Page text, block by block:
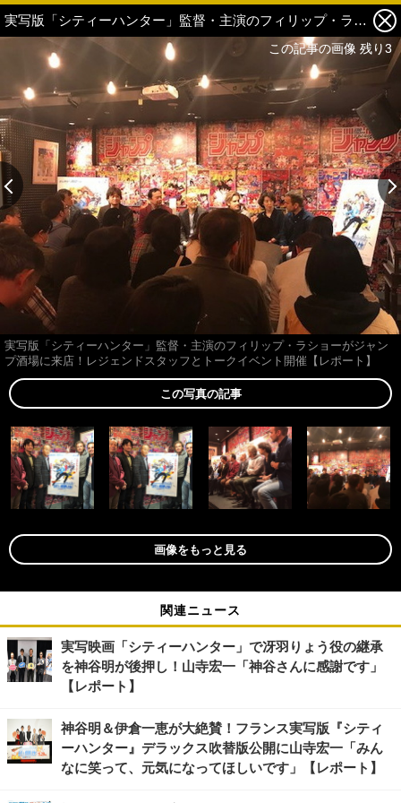
実写版「シティーハンター」監督・主演のフィリップ・ラショーがジャンプ酒場に来店！レジェンドスタッフとトークイベント開催【レポート】 4枚目の写真・画像
実写版「シティーハンター」監督・主演のフィリップ・ラショーがジャン
プ酒場に来店！レジェンドスタッフとトークイベント開催【レポート】
この記事の画像 残り3
この写真の記事
画像をもっと見る
関連ニュース
実写映画「シティーハンター」で冴羽りょう役の継承
を神谷明が後押し！山寺宏一「神谷さんに感謝です」
【レポート】
神谷明＆伊倉一恵が大絶賛！フランス実写版『シティ
ーハンター』デラックス吹替版公開に山寺宏一「みん
なに笑って、元気になってほしいです」【レポート】
この記事の画像 残り3